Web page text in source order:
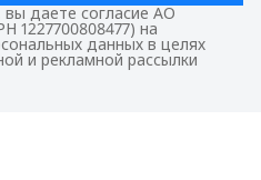
даете согласие АО
1227700808477) на
данных в целях
и рекламной рассылки